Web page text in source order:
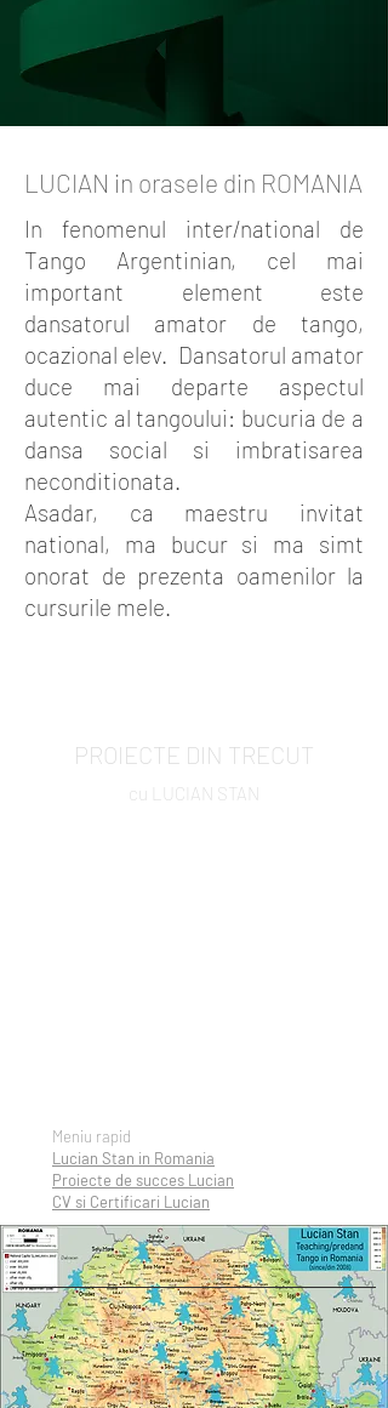
LUCIAN in orasele din ROMANIA
In fenomenul inter/national de
Tango Argentinian, cel mai
important element este
dansatorul amator de tango,
ocazional elev. Dansatorul amator
duce mai departe aspectul
autentic al tangoului: bucuria de a
dansa social si imbratisarea
neconditionata.
Asadar, ca maestru invitat
national, ma bucur si ma simt
onorat de prezenta oamenilor la
cursurile mele.
PROIECTE DIN TRECUT
cu LUCIAN STAN
Meniu rapid
Lucian Stan in Romania
Proiecte de succes Lucian
CV si Certificari Lucian